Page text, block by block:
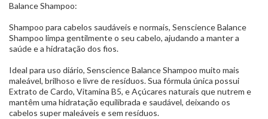
Balance Shampoo:
Shampoo para cabelos saudáveis e normais, Senscience Balance
Shampoo limpa gentilmente o seu cabelo, ajudando a manter a
saúde e a hidratação dos fios.
Ideal para uso diário, Senscience Balance Shampoo muito mais
maleável, brilhoso e livre de resíduos. Sua fórmula única possui
Extrato de Cardo, Vitamina B5, e Açúcares naturais que nutrem e
mantêm uma hidratação equilibrada e saudável, deixando os
cabelos super maleáveis e sem resíduos.